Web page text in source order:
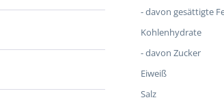
- davon gesättigte
Kohlenhydrate
- davon Zucker
Eiweiß
Salz